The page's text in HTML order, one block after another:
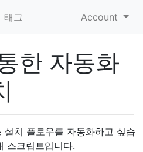
태그 Account
한 자동화
설치 플로우를 자동화하고 싶습
스크립트입니다.